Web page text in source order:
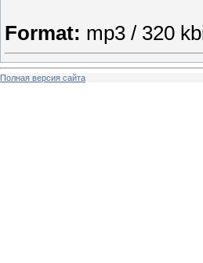
Format: mp3 / 320
Полная версия сайта